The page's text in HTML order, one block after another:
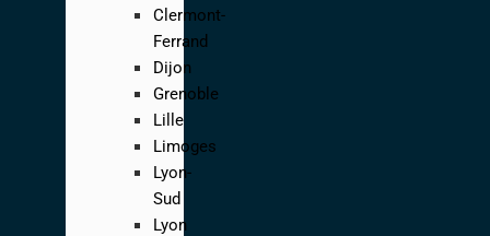
Clermont-
Ferrand
Dijon
Grenoble
Lille
Limoges
Lyon-
Sud
Lyon